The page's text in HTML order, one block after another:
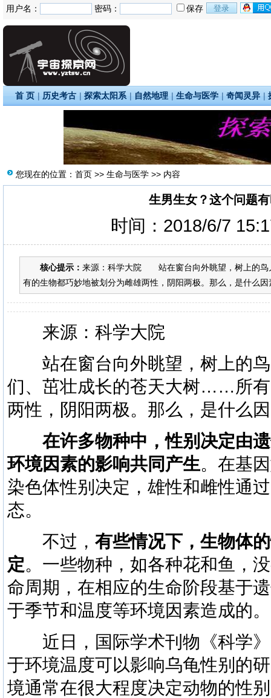
用户名： 密码： 保存
首 页 | 历史考古 | 探索太阳系 | 自然地理 | 生命与医学 | 奇闻灵异 |
您现在的位置： 首页 >> 生命与医学 >> 内容
生男生女？这个问题
时间：2018/6/7
核心提示： 来源：科学大院 站在窗台向外眺望，树上的鸟
有的生物都巧妙地被划分为雌雄两性，阴阳两极。那么，是什
来源：科学大院
站在窗台向外眺望，树上的鸟
们、茁壮成长的苍天大树……所
两性，阴阳两极。那么，是什么
在许多物种中，性别决定由
环境因素的影响共同产生。在基
染色体性别决定，雄性和雌性通
态。
不过， 有些情况下，生物体
定。一些物种，如各种花和鱼，
命周期，在相应的生命阶段基于
于季节和温度等环境因素造成的。
近日，国际学术刊物《科学》
于环境温度可以影响乌龟性别的
境通常在很大程度决定动物的性